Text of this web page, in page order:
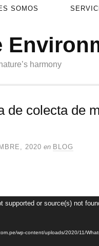
SOMOS
harmony
de colecta de
2020 en BLOG
supported or source(s) not
wp-content/uploads/2020/11/